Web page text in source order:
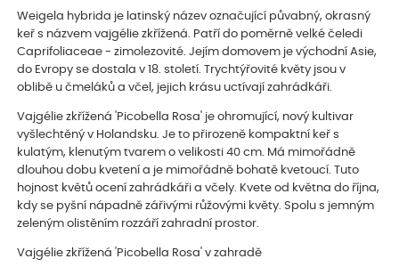
Weigela hybrida je latinský název označující půvabný, okrasný
keř s názvem vajgélie zkřížená. Patří do poměrně velké čeledi
Caprifoliaceae - zimolezovité. Jejím domovem je východní Asie,
do Evropy se dostala v 18. století. Trychtýřovité květy jsou v
oblibě u čmeláků a včel, jejich krásu uctívají zahrádkáři.
Vajgélie zkřížená 'Picobella Rosa' je ohromující, nový kultivar
vyšlechtěný v Holandsku. Je to přirozeně kompaktní keř s
kulatým, klenutým tvarem o velikosti 40 cm. Má mimořádně
dlouhou dobu kvetení a je mimořádně bohatě kvetoucí. Tuto
hojnost květů ocení zahrádkáři a včely. Kvete od května do října,
kdy se pyšní nápadně zářivými růžovými květy. Spolu s jemným
zeleným olistěním rozzáří zahradní prostor.
Vajgélie zkřížená 'Picobella Rosa' v zahradě